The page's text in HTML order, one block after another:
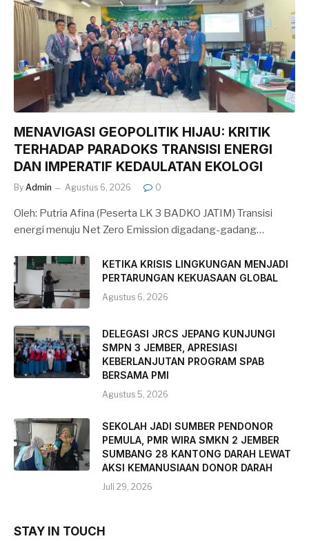
MENAVIGASI GEOPOLITIK HIJAU: KRITIK
TERHADAP PARADOKS TRANSISI ENERGI
DAN IMPERATIF KEDAULATAN EKOLOGI
By Admin Agustus 6, 2026 0
Oleh: Putria Afina (Peserta LK 3 BADKO JATIM) Transisi
energi menuju Net Zero Emission digadang-gadang…
KETIKA KRISIS LINGKUNGAN MENJADI
PERTARUNGAN KEKUASAAN GLOBAL
Agustus 6, 2026
DELEGASI JRCS JEPANG KUNJUNGI
SMPN 3 JEMBER, APRESIASI
KEBERLANJUTAN PROGRAM SPAB
BERSAMA PMI
Agustus 5, 2026
SEKOLAH JADI SUMBER PENDONOR
PEMULA, PMR WIRA SMKN 2 JEMBER
SUMBANG 28 KANTONG DARAH LEWAT
AKSI KEMANUSIAAN DONOR DARAH
Juli 29, 2026
STAY IN TOUCH